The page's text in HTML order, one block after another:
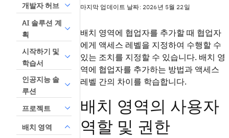
개발자 허브
AI 솔루션 계
획
시작하기 및
학습서
인공지능 솔
루션
프로젝트
배치 영역
마지막 업데이트 날짜: 2026년 5월 22일
배치 영역에 협업자를 추가할 때 협업자
에게 액세스 레벨을 지정하여 수행할 수
있는 조치를 지정할 수 있습니다. 배치 영
역에 협업자를 추가하는 방법과 액세스
레벨 간의 차이를 학습합니다.
배치 영역의 사용자
역할 및 권한